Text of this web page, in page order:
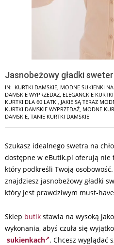
Jasnobeżowy gładki
IN: KURTKI DAMSKIE MODNE SUKIENKI NA
DAMSKIE WYPRZEDAŻ ELEGANCKIE
KURTKI DLA 60 LATKI JAKIE SĄ TERAZ
KURTKI DAMSKIE WYPRZEDAŻ MODNE
DAMSKIE TANIE KURTKI DAMSKIE
Szukasz idealnego swetra na
dostępne w eButik.pl oferują nie
który podkreśli Twoją
znajdziesz jasnobeżowy gładki
który jest prawdziwym must-
Sklep butik stawia na wysoką
wykonania, abyś czuła się
sukienkach . Chcesz wyglądać